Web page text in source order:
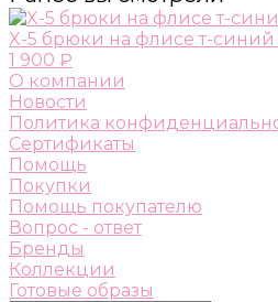
X-5 брюки на флисе т-синий
1 900 ₽
О компании
Новости
Политика
Сертификаты
Помощь
Покупки
Помощь покупателю
Вопрос - ответ
Бренды
Коллекции
Готовые образы